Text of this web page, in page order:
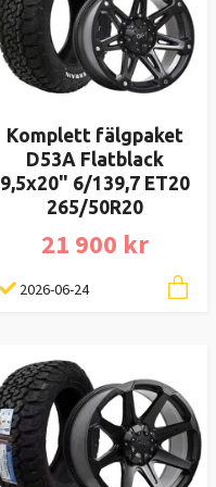
Komplett fälgpaket
D53A Flatblack
9,5x20" 6/139,7 ET20
265/50R20
21 900 kr
2026-06-24